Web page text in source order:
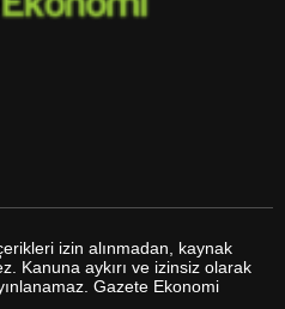
abone olarak, tarafınıza haber,
izin alınmadan, kaynak
Kanuna aykırı ve izinsiz olarak
Gazete Ekonomi